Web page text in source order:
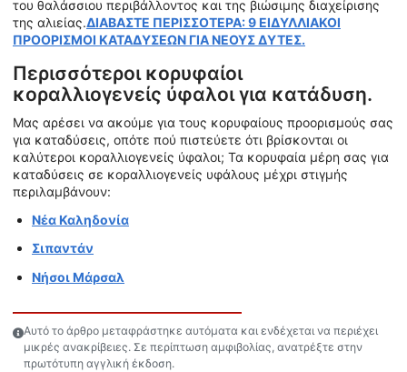
του θαλάσσιου περιβάλλοντος και της βιώσιμης διαχείρισης
της αλιείας.ΔΙΑΒΑΣΤΕ ΠΕΡΙΣΣΟΤΕΡΑ: 9 ΕΙΔΥΛΛΙΑΚΟΙ
ΠΡΟΟΡΙΣΜΟΙ ΚΑΤΑΔΥΣΕΩΝ ΓΙΑ ΝΕΟΥΣ ΔΥΤΕΣ.
Περισσότεροι κορυφαίοι
κοραλλιογενείς ύφαλοι για κατάδυση.
Μας αρέσει να ακούμε για τους κορυφαίους προορισμούς σας
για καταδύσεις, οπότε πού πιστεύετε ότι βρίσκονται οι
καλύτεροι κοραλλιογενείς ύφαλοι; Τα κορυφαία μέρη σας για
καταδύσεις σε κοραλλιογενείς υφάλους μέχρι στιγμής
περιλαμβάνουν:
Νέα Καληδονία
Σιπαντάν
Νήσοι Μάρσαλ
Αυτό το άρθρο μεταφράστηκε αυτόματα και ενδέχεται να περιέχει
μικρές ανακρίβειες. Σε περίπτωση αμφιβολίας, ανατρέξτε στην
πρωτότυπη αγγλική έκδοση.